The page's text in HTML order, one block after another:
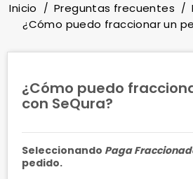
Inicio Preguntas frecuentes
¿Cómo puedo fraccionar un
¿Cómo puedo
con SeQura?
Seleccionando Paga
pedido.